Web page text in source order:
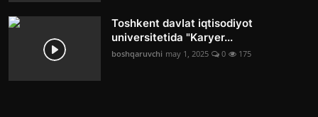
Toshkent davlat iqtisodiyot
universitetida "Karyer...
boshqaruvchi may 1, 2025 0 175